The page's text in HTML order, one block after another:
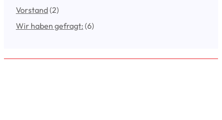
Vorstand(2)
Wir haben gefragt: (6)